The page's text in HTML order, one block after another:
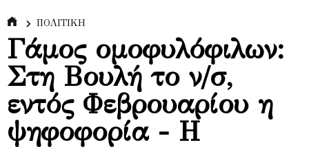
ΠΟΛΙΤΙΚΗ
Γάμος ομοφυλόφιλων:
Στη Βουλή το ν/σ,
εντός Φεβρουαρίου η
ψηφοφορία - Η